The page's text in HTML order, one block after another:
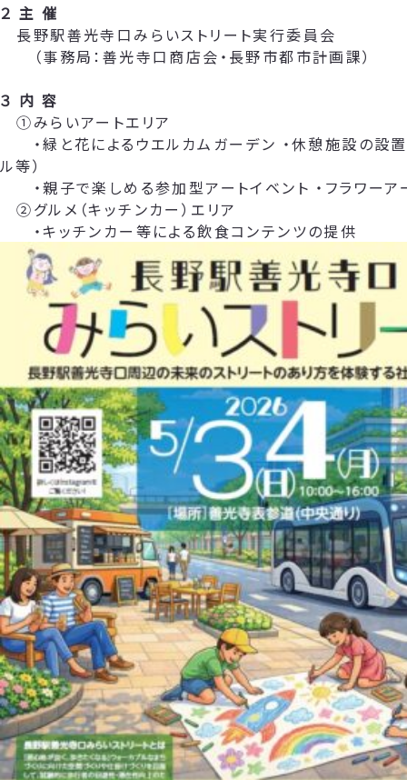
２ 主 催
長野駅善光寺口みらいストリート実行委員会
（事務局：善光寺口商店会・長野市都市計画課）
３ 内 容
①みらいアートエリア
・緑と花によるウエルカムガーデン ・休憩施設の設置
ル等）
・親子で楽しめる参加型アートイベント ・フラワーア
②グルメ（キッチンカー）エリア
・キッチンカー等による飲食コンテンツの提供